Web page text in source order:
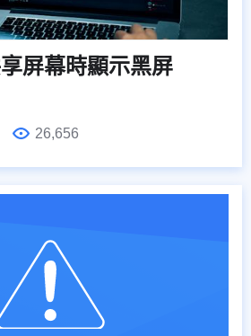
屏幕時顯示黑屏
26,656